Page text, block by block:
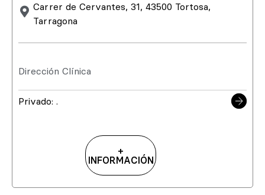
Carrer de Cervantes, 31, 43500 Tortosa,
Tarragona
Dirección Clínica
Privado: .
+
INFORMACIÓN